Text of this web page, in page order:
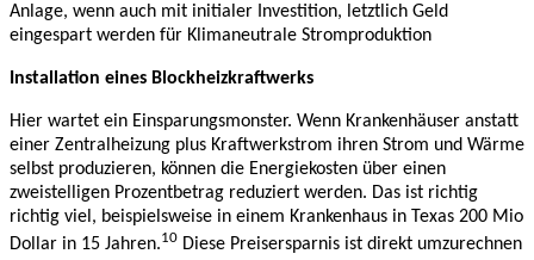
Anlage, wenn auch mit initialer Investition, letztlich Geld
eingespart werden für Klimaneutrale Stromproduktion
Installation eines Blockheizkraftwerks
Hier wartet ein Einsparungsmonster. Wenn Krankenhäuser anstatt
einer Zentralheizung plus Kraftwerkstrom ihren Strom und Wärme
selbst produzieren, können die Energiekosten über einen
zweistelligen Prozentbetrag reduziert werden. Das ist richtig
richtig viel, beispielsweise in einem Krankenhaus in Texas 200 Mio
Dollar in 15 Jahren.10 Diese Preisersparnis ist direkt umzurechnen